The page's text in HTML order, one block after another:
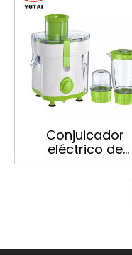
Conjuicador
eléctrico de
vegetales y
Conjuicadores